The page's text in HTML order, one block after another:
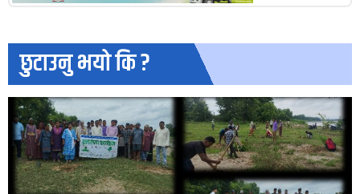
छुटाउनु भयो कि ?